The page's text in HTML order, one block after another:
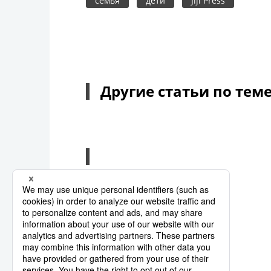
Другие статьи по